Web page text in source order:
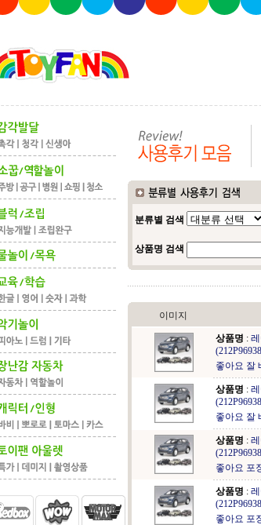
분류별 검색
상품명 검색
이미지
상품명 :
좋아요 잘
상품명 :
좋아요 잘
상품명 :
좋아요 포
상품명 :
좋아요 포